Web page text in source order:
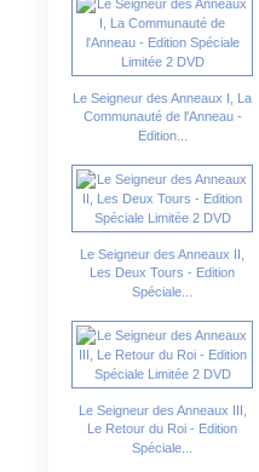
Le Seigneur des Anneaux I, La
Communauté de l'Anneau -
Edition...
Le Seigneur des Anneaux II,
Les Deux Tours - Edition
Spéciale...
Le Seigneur des Anneaux III,
Le Retour du Roi - Edition
Spéciale...